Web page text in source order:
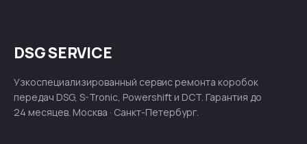
DSG SERVICE
Узкоспециализированный сервис ремонта коробок
передач DSG, S-Tronic, Powershift и DCT. Гарантия до
24 месяцев. Москва · Санкт-Петербург.